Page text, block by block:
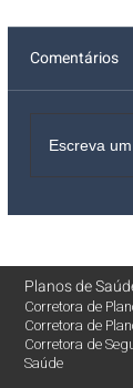
Comentários
Escreva
Planos de
Corretora de
Corretora de
Corretora de
Saúde